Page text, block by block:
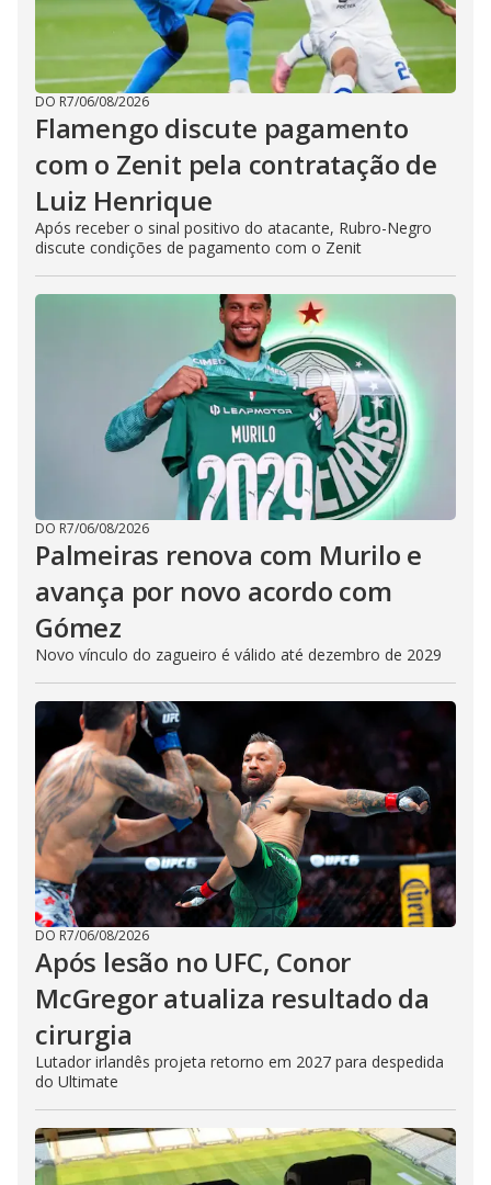
DO R7/06/08/2026
Flamengo discute pagamento
com o Zenit pela contratação de
Luiz Henrique
Após receber o sinal positivo do atacante, Rubro-Negro
discute condições de pagamento com o Zenit
DO R7/06/08/2026
Palmeiras renova com Murilo e
avança por novo acordo com
Gómez
Novo vínculo do zagueiro é válido até dezembro de 2029
DO R7/06/08/2026
Após lesão no UFC, Conor
McGregor atualiza resultado da
cirurgia
Lutador irlandês projeta retorno em 2027 para despedida
do Ultimate